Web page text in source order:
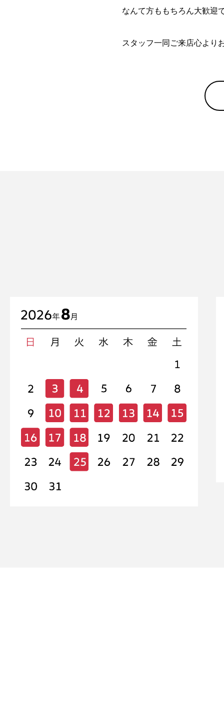
なんて方ももちろん大歓迎
スタッフ一同ご来店心より